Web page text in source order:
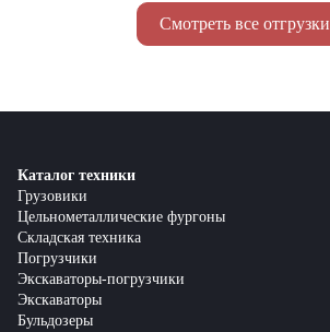
Смотреть все отгрузки
Каталог техники
Грузовики
Цельнометаллические фургоны
Складская техника
Погрузчики
Экскаваторы-погрузчики
Экскаваторы
Бульдозеры